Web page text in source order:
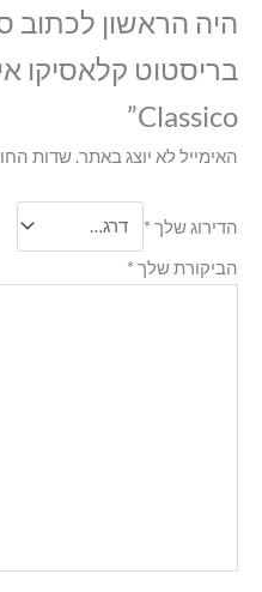
היה הראשון לכתוב
Classico”
האימייל לא יוצג באתר. שדות
הדירוג שלך *
הביקורת שלך *